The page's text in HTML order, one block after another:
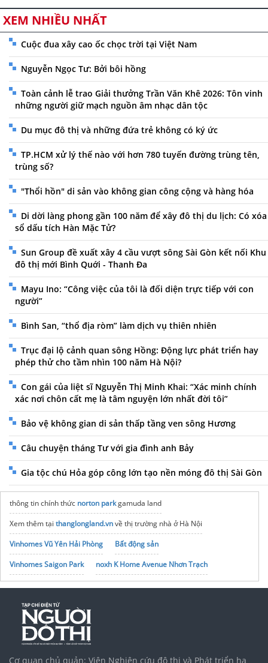
XEM NHIỀU NHẤT
Cuộc đua xây cao ốc chọc trời tại Việt Nam
Nguyễn Ngọc Tư: Bởi bôi hồng
Toàn cảnh lễ trao Giải thưởng Trần Văn Khê 2026: Tôn vinh
những người giữ mạch nguồn âm nhạc dân tộc
Du mục đô thị và những đứa trẻ không có ký ức
TP.HCM xử lý thế nào với hơn 780 tuyến đường trùng tên,
trùng số?
"Thổi hồn" di sản vào không gian công cộng và hàng hóa
Di dời làng phong gần 100 năm để xây đô thị du lịch: Có xóa
sổ dấu tích Hàn Mặc Tử?
Sun Group đề xuất xây 4 cầu vượt sông Sài Gòn kết nối Khu
đô thị mới Bình Quới - Thanh Đa
Mayu Ino: “Công việc của tôi là đối diện trực tiếp với con
người”
Bình San, “thổ địa ròm” làm dịch vụ thiên nhiên
Trục đại lộ cảnh quan sông Hồng: Động lực phát triển hay
phép thử cho tầm nhìn 100 năm Hà Nội?
Con gái của liệt sĩ Nguyễn Thị Minh Khai: “Xác minh chính
xác nơi chôn cất mẹ là tâm nguyện lớn nhất đời tôi”
Bảo vệ không gian di sản thấp tầng ven sông Hương
Câu chuyện tháng Tư với gia đình anh Bảy
Gia tộc chú Hỏa góp công lớn tạo nền móng đô thị Sài Gòn
thông tin chính thức norton parkgamuda land
Xem thêm tại thanglongland.vnvề thị trường nhà ở Hà Nội
Vinhomes Vũ Yên Hải Phòng
Bất động sản
Vinhomes Saigon Park
noxh K Home Avenue Nhơn Trạch
Tập đoàn Bcons Group
Cơ quan chủ quản: Viện Nghiên cứu đô thị và Phát triển hạ